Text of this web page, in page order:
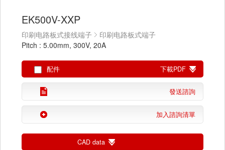
EK500V-XXP
印刷电路板式接线端子
印刷电路板式端子
Pitch : 5.00mm, 300V, 20A
配件 下載PDF
發送諮詢
加入諮詢清單
CAD data